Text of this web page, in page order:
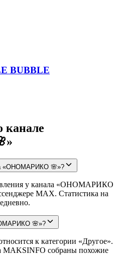
BUBBLE
канале
«ОНОМАРИКО 🌸»?
у канала «ОНОМАРИКО
MAX. Статистика на
🌸»?
к категории «Другое».
MAKSINFO собраны похожие